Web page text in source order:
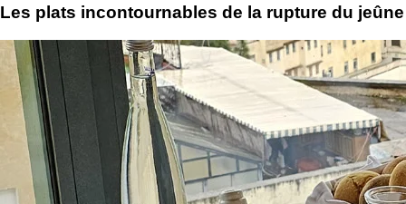
Les plats incontournables de la rupture du jeûne